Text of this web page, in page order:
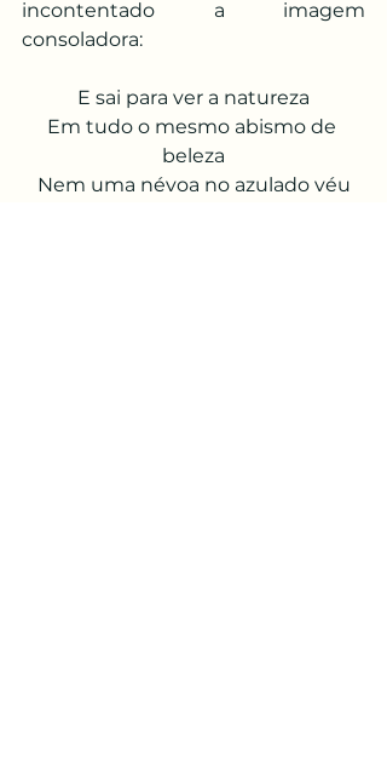
incontentado a imagem
consoladora:
E sai para ver a natureza
Em tudo o mesmo abismo de
beleza
Nem uma névoa no azulado véu